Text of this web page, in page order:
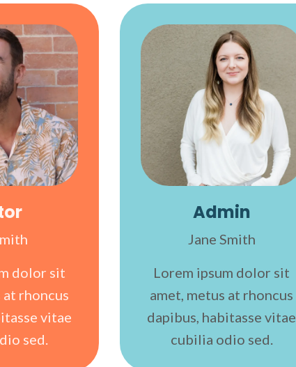
dolor sit
at rhoncus
vitae
sed.
Admin
Jane Smith
Lorem ipsum dolor sit
amet, metus at rhoncus
dapibus, habitasse vitae
cubilia odio sed.